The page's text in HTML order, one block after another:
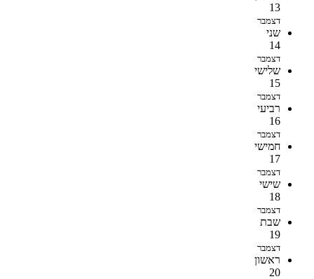
13
דצמבר
שני
14
דצמבר
שלישי
15
דצמבר
רביעי
16
דצמבר
חמישי
17
דצמבר
שישי
18
דצמבר
שבת
19
דצמבר
ראשון
20